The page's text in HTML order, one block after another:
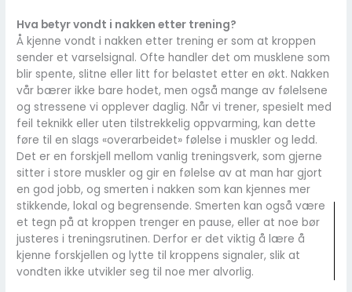
Hva betyr vondt i nakken etter trening?
Å kjenne vondt i nakken etter trening er som at kroppen
sender et varselsignal. Ofte handler det om musklene som
blir spente, slitne eller litt for belastet etter en økt. Nakken
vår bærer ikke bare hodet, men også mange av følelsene
og stressene vi opplever daglig. Når vi trener, spesielt med
feil teknikk eller uten tilstrekkelig oppvarming, kan dette
føre til en slags «overarbeidet» følelse i muskler og ledd.
Det er en forskjell mellom vanlig treningsverk, som gjerne
sitter i store muskler og gir en følelse av at man har gjort
en god jobb, og smerten i nakken som kan kjennes mer
stikkende, lokal og begrensende. Smerten kan også være
et tegn på at kroppen trenger en pause, eller at noe bør
justeres i treningsrutinen. Derfor er det viktig å lære å
kjenne forskjellen og lytte til kroppens signaler, slik at
vondten ikke utvikler seg til noe mer alvorlig.